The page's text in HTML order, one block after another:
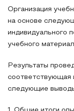
Организация
на основе
индивидуального
учебного
Результаты
соответствующая
следующие